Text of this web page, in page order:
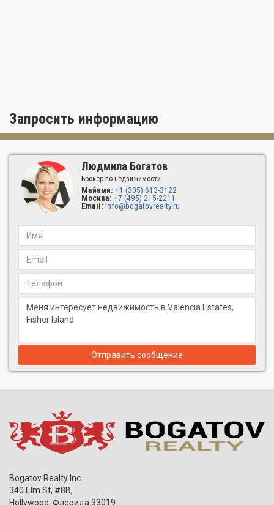
Запросить информацию
Людмила Богатов
Брокер по недвижимости
Майами: +1 (305) 613-3122
Москва: +7 (495) 215-2211
Email: info@bogatovrealty.ru
Отправить сообщение
Bogatov Realty Inc
340 Elm St, #8B,
Hollywood, Флорида 33019